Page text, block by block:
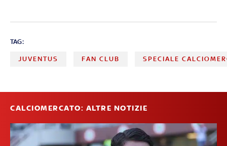
TAG:
JUVENTUS FAN CLUB SPECIALE
CALCIOMERCATO: ALTRE NOTIZIE